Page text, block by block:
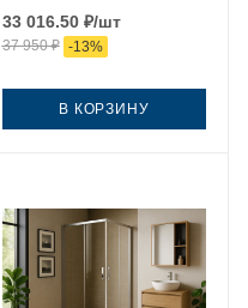
33 016.50₽/шт
37 950₽ -13%
В КОРЗИНУ